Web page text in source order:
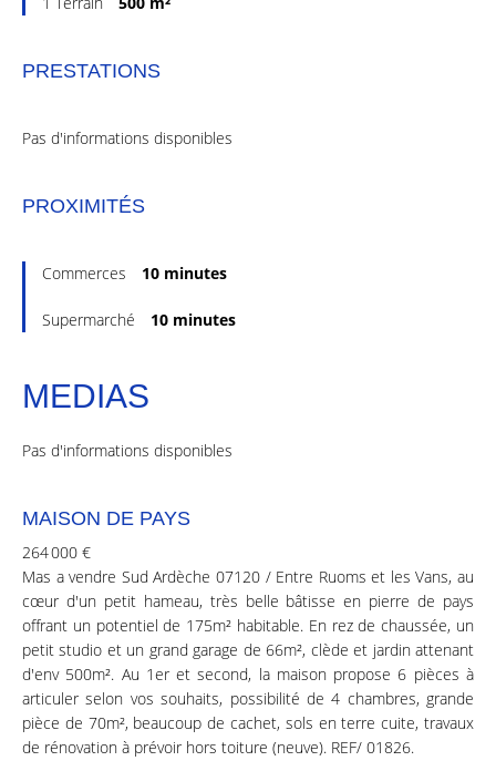
PRESTATIONS
Pas d'informations disponibles
PROXIMITÉS
Commerces 10 minutes
Supermarché 10 minutes
MEDIAS
Pas d'informations disponibles
MAISON DE PAYS
264 000 €
Mas a vendre Sud Ardèche 07120 / Entre Ruoms et les Vans, au
cœur d'un petit hameau, très belle bâtisse en pierre de pays
offrant un potentiel de 175m² habitable. En rez de chaussée, un
petit studio et un grand garage de 66m², clède et jardin attenant
d'env 500m². Au 1er et second, la maison propose 6 pièces à
articuler selon vos souhaits, possibilité de 4 chambres, grande
pièce de 70m², beaucoup de cachet, sols en terre cuite, travaux
de rénovation à prévoir hors toiture (neuve). REF/ 01826.